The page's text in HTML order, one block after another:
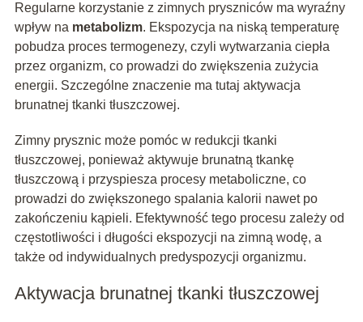
Regularne korzystanie z zimnych pryszniców ma wyraźny
wpływ na metabolizm. Ekspozycja na niską temperaturę
pobudza proces termogenezy, czyli wytwarzania ciepła
przez organizm, co prowadzi do zwiększenia zużycia
energii. Szczególne znaczenie ma tutaj aktywacja
brunatnej tkanki tłuszczowej.
Zimny prysznic może pomóc w redukcji tkanki
tłuszczowej, ponieważ aktywuje brunatną tkankę
tłuszczową i przyspiesza procesy metaboliczne, co
prowadzi do zwiększonego spalania kalorii nawet po
zakończeniu kąpieli. Efektywność tego procesu zależy od
częstotliwości i długości ekspozycji na zimną wodę, a
także od indywidualnych predyspozycji organizmu.
Aktywacja brunatnej tkanki tłuszczowej